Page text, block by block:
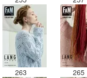
263 265